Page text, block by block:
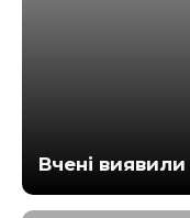
Вчені